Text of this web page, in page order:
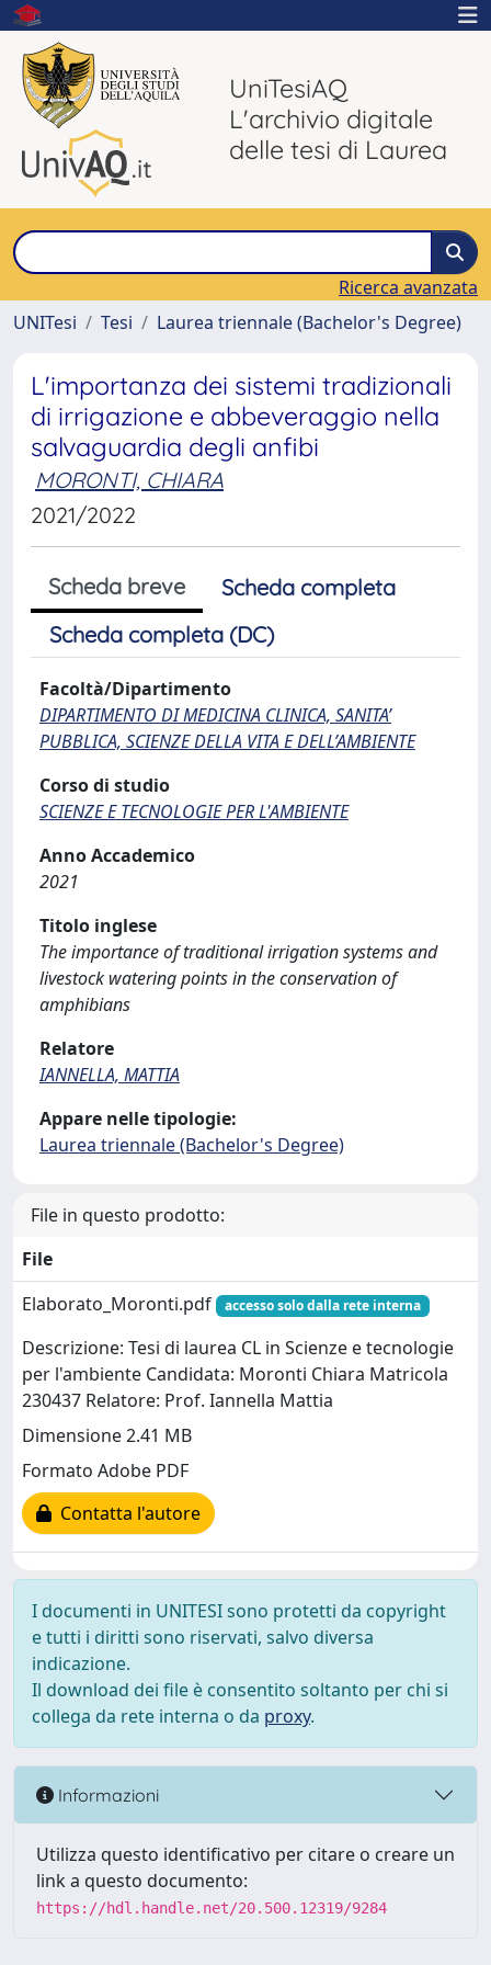
UniTesiAQ
L'archivio digitale
delle tesi di Laurea
Ricerca avanzata
UNITesi
Tesi Laurea triennale (Bachelor's Degree)
L'importanza dei sistemi tradizionali
di irrigazione e abbeveraggio nella
salvaguardia degli anfibi
MORONTI, CHIARA
2021/2022
Scheda breve
Scheda completa
Scheda completa (DC)
Facoltà/Dipartimento
DIPARTIMENTO DI MEDICINA CLINICA, SANITA’
PUBBLICA, SCIENZE DELLA VITA E DELL’AMBIENTE
Corso di studio
SCIENZE E TECNOLOGIE PER L'AMBIENTE
Anno Accademico
2021
Titolo inglese
The importance of traditional irrigation systems and
livestock watering points in the conservation of
amphibians
Relatore
IANNELLA, MATTIA
Appare nelle tipologie:
Laurea triennale (Bachelor's Degree)
File in questo prodotto:
File
Elaborato_Moronti.pdf
accesso solo dalla rete interna
Descrizione: Tesi di laurea CL in Scienze e tecnologie
per l'ambiente Candidata: Moronti Chiara Matricola
230437 Relatore: Prof. Iannella Mattia
Dimensione 2.41 MB
Formato Adobe PDF
Contatta l'autore
I documenti in UNITESI sono protetti da copyright
e tutti i diritti sono riservati, salvo diversa
indicazione.
Il download dei file è consentito soltanto per chi si
collega da rete interna o da proxy.
Informazioni
Utilizza questo identificativo per citare o creare un
link a questo documento:
https://hdl.handle.net/20.500.12319/9284